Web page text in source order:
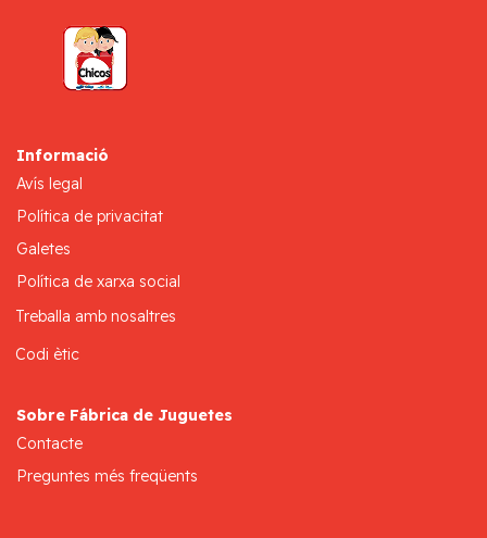
Informació
Avís legal
Política de privacitat
Galetes
Política de xarxa social
Treballa amb nosaltres
Codi ètic
Sobre Fábrica de Juguetes
Contacte
Preguntes més freqüents